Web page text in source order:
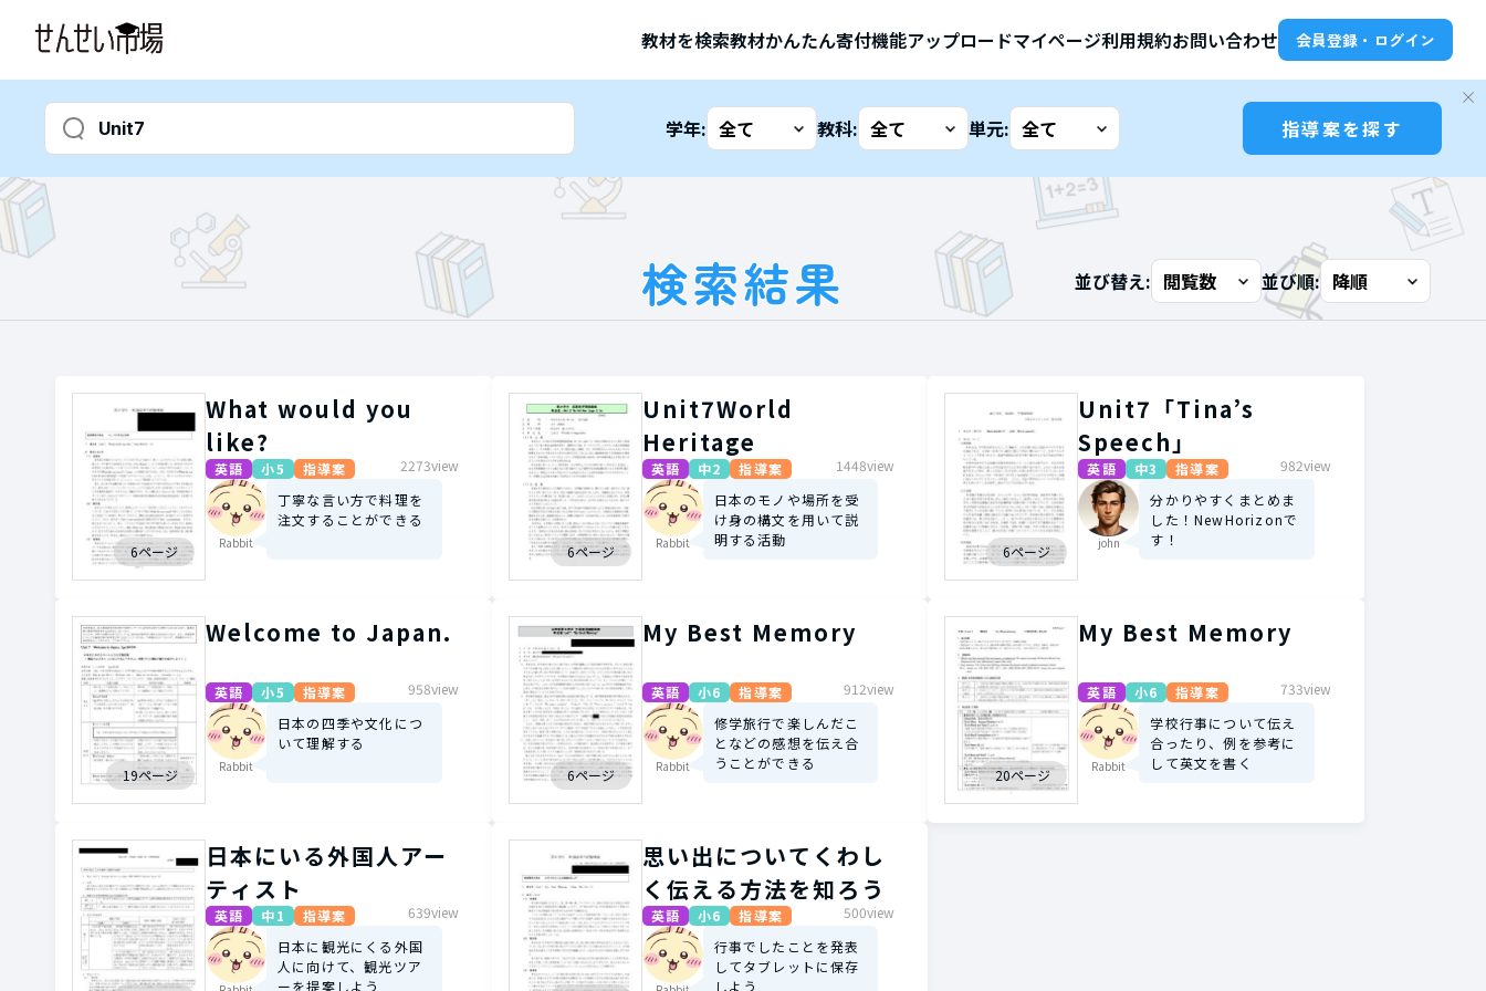
教材を検索教材かんたん寄付機能アップロードマイページ利用規約お問い合わせ 会員登録・ログイン
学年: 教科: 単元: 指導案を探す
検索結果 並び替え: 並び順:
6ページ
What would you
like?
英語 小5 指導案 2273view
Rabbit
丁寧な言い方で料理を
注文することができる
6ページ
Unit7World
Heritage
英語 中2 指導案 1448view
Rabbit
日本のモノや場所を受
け身の構文を用いて説
明する活動
6ページ
Unit7「Tina’s
Speech」
英語 中3 指導案 982view
john
分かりやすくまとめま
した！NewHorizonで
す！
19ページ
Welcome to Japan.
英語 小5 指導案 958view
Rabbit
日本の四季や文化につ
いて理解する
6ページ
My Best Memory
英語 小6 指導案 912view
Rabbit
修学旅行で楽しんだこ
となどの感想を伝え合
うことができる
20ページ
My Best Memory
英語 小6 指導案 733view
Rabbit
学校行事について伝え
合ったり、例を参考に
して英文を書く
日本にいる外国人アー
ティスト
英語 中1 指導案 639view
日本に観光にくる外国
人に向けて、観光ツア
ーを提案しよう
思い出についてくわし
く伝える方法を知ろう
英語 小6 指導案 500view
行事でしたことを発表
してタブレットに保存
しよう